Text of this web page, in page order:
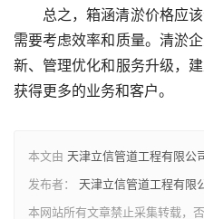
总之，箱涵清淤价格应
需要考虑效率和质量。清淤
新、管理优化和服务升级，
获得更多的业务和客户。
本文由 天津立信管道工程有限公
发布者： 天津立信管道工程有限
本网站所有文章禁止采集转载，